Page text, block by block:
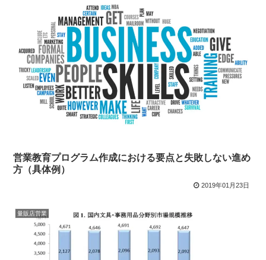
営業教育プログラム作成における要点と失敗しない進め
方（具体例）
2019年01月23日
量販店営業